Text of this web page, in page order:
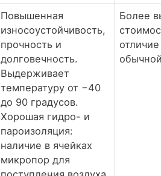
Повышенная
износоустойчивость,
прочность и
долговечность.
Выдерживает
температуру от −40
до 90 градусов.
Хорошая гидро- и
пароизоляция:
наличие в ячейках
микропор для
Более